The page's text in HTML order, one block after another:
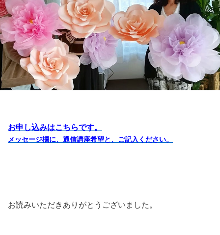
お申し込みはこちらです。
メッセージ欄に、通信講座希望と、ご記入ください。
お読みいただきありがとうございました。